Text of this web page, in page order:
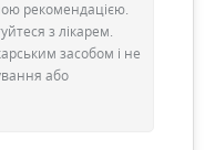
рекомендацією.
з лікарем.
засобом і не
або